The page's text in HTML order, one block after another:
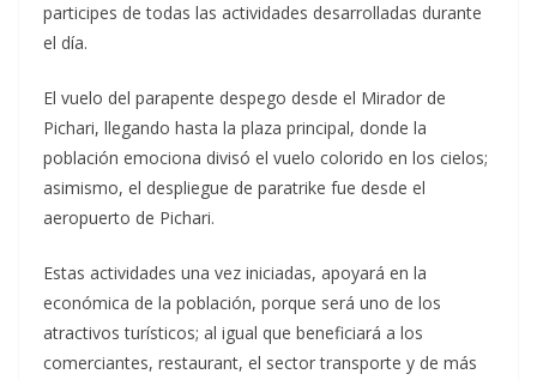
participes de todas las actividades desarrolladas durante
el día.
El vuelo del parapente despego desde el Mirador de
Pichari, llegando hasta la plaza principal, donde la
población emociona divisó el vuelo colorido en los cielos;
asimismo, el despliegue de paratrike fue desde el
aeropuerto de Pichari.
Estas actividades una vez iniciadas, apoyará en la
económica de la población, porque será uno de los
atractivos turísticos; al igual que beneficiará a los
comerciantes, restaurant, el sector transporte y de más